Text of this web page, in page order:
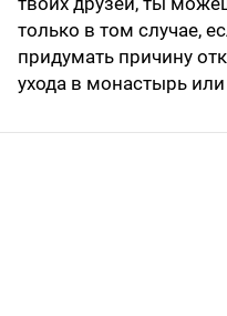
только в том случае,
придумать причину
ухода в монастырь